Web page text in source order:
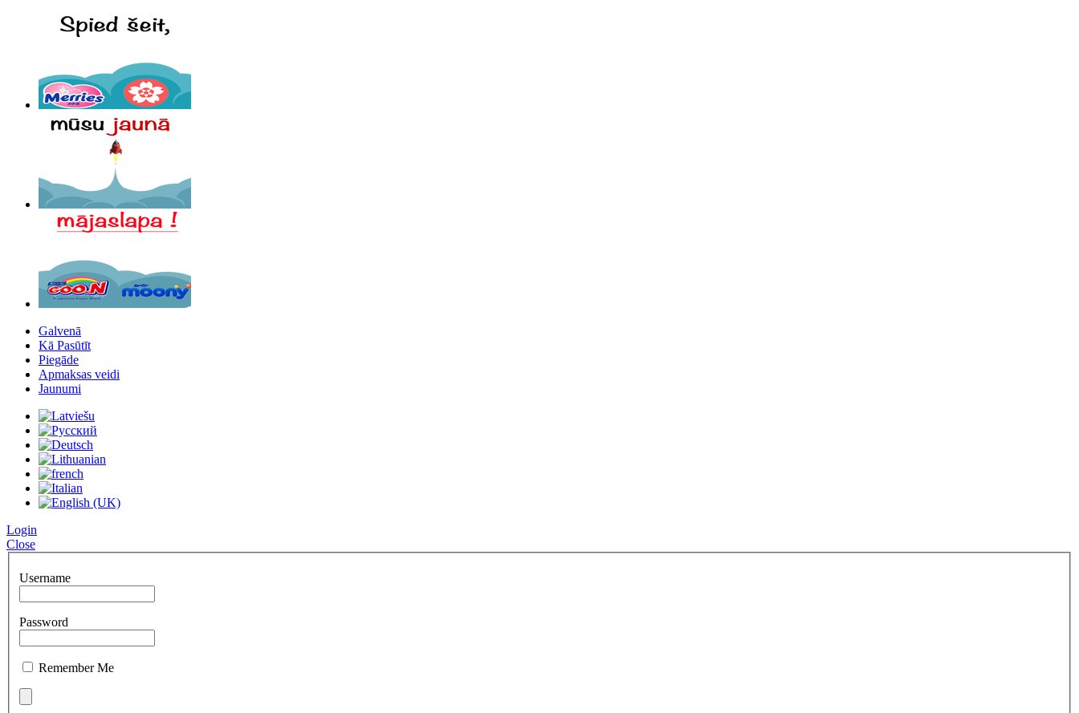
Galvenā
Kā Pasūtīt
Piegāde
Apmaksas veidi
Jaunumi
Login
Close
Username
Password
Remember Me